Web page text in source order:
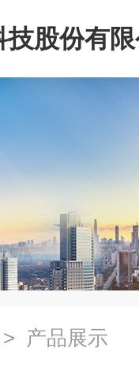
技股份有
> 产品展示